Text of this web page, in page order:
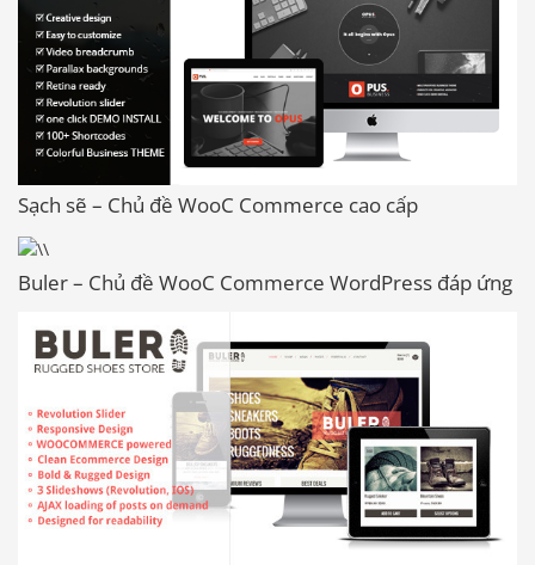
Sạch sẽ – Chủ đề WooC Commerce cao cấp
Buler – Chủ đề WooC Commerce WordPress đáp ứng
Báo giá & Đặt hàng: